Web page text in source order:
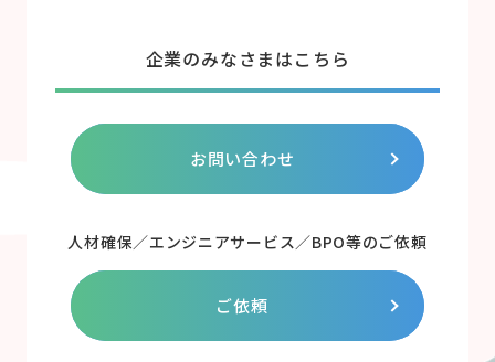
企業のみなさまはこちら
お問い合わせ
人材確保／エンジニアサービス／BPO等のご依頼
ご依頼